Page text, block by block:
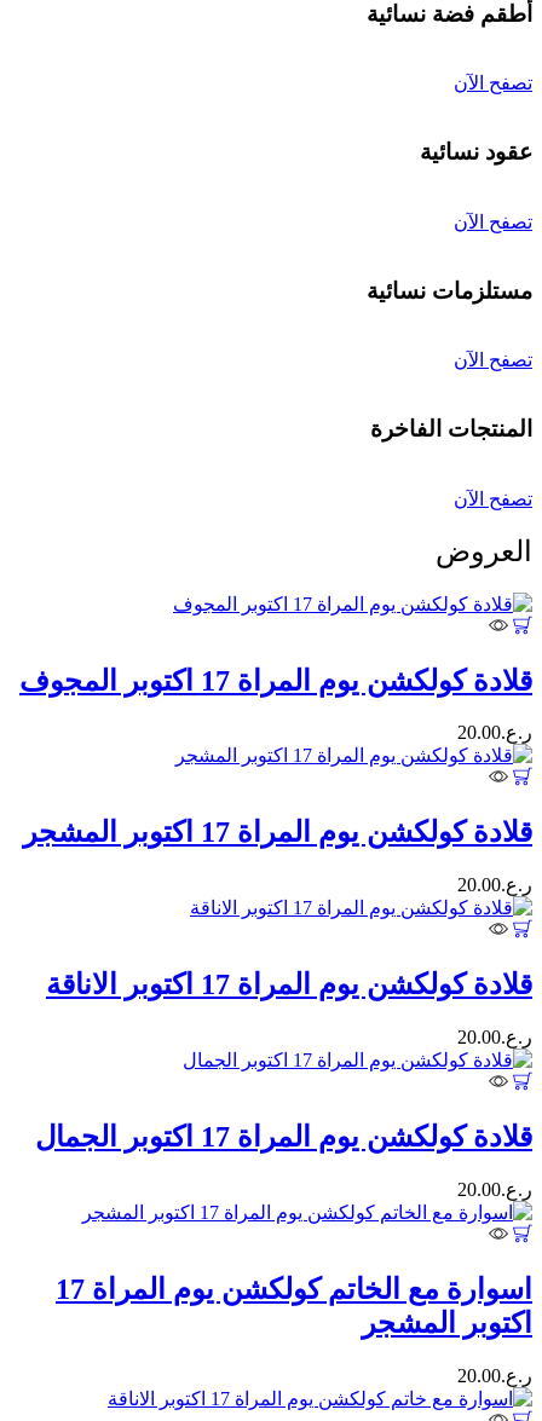
أطقم فضة نسائية
تصفح الآن
عقود نسائية
تصفح الآن
مستلزمات نسائية
تصفح الآن
المنتجات الفاخرة
تصفح الآن
العروض
قلادة كولكشن يوم المراة 17 اكتوبر المجوف
ر.ع.20.00
قلادة كولكشن يوم المراة 17 اكتوبر المشجر
ر.ع.20.00
قلادة كولكشن يوم المراة 17 اكتوبر الاناقة
ر.ع.20.00
قلادة كولكشن يوم المراة 17 اكتوبر الجمال
ر.ع.20.00
اسوارة مع الخاتم كولكشن يوم المراة 17
اكتوبر المشجر
ر.ع.20.00